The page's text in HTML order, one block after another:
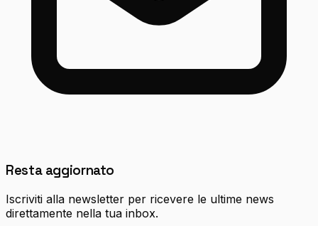
Resta aggiornato
Iscriviti alla newsletter per ricevere le ultime news
direttamente nella tua inbox.